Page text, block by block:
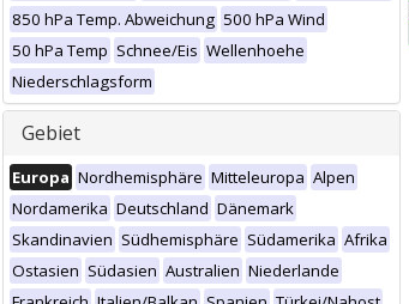
850 hPa Temp. Abweichung 500 hPa Wind
50 hPa Temp Schnee/Eis Wellenhoehe
Niederschlagsform
Gebiet
Europa Nordhemisphäre Mitteleuropa Alpen
Nordamerika Deutschland Dänemark
Skandinavien Südhemisphäre Südamerika Afrika
Ostasien Südasien Australien Niederlande